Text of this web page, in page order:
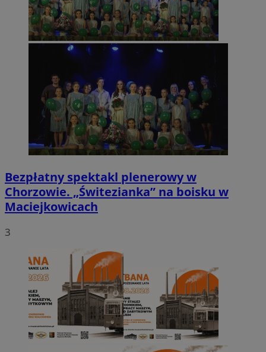
Bezpłatny spektakl plenerowy w
Chorzowie. „Świtezianka” na boisku w
Maciejkowicach
3